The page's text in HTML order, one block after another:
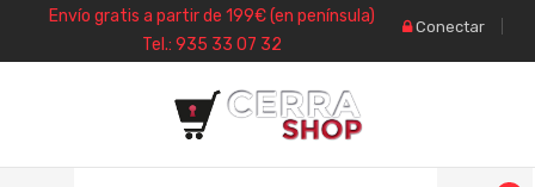
Envío gratis a partir de 199€ (en península)
Tel.: 935 33 07 32
Conectar